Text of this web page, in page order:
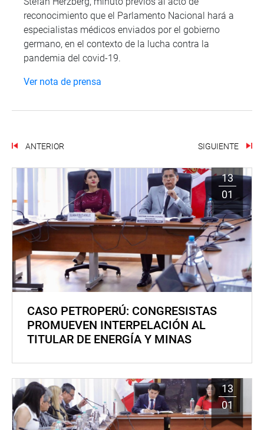
reconocimiento que el Parlamento Nacional hará a
especialistas médicos enviados por el gobierno
germano, en el contexto de la lucha contra la
pandemia del covid-19.
Ver nota de prensa
ANTERIOR SIGUIENTE
13
01
CASO PETROPERÚ: CONGRESISTAS
PROMUEVEN INTERPELACIÓN AL
TITULAR DE ENERGÍA Y MINAS
13
01